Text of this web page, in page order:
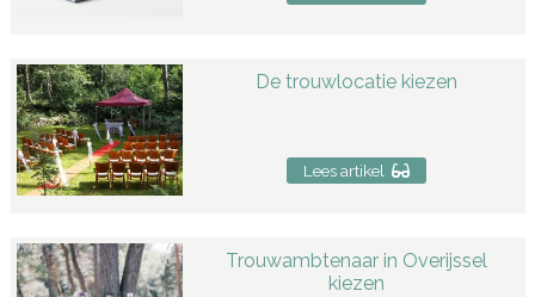
De trouwlocatie kiezen
Lees artikel
Trouwambtenaar in Overijssel
kiezen